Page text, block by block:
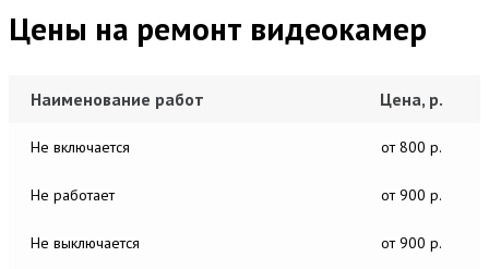
Цены на ремонт видеокамер
Наименование работ Цена, р.
Не включается от 800 р.
Не работает от 900 р.
Не выключается от 900 р.